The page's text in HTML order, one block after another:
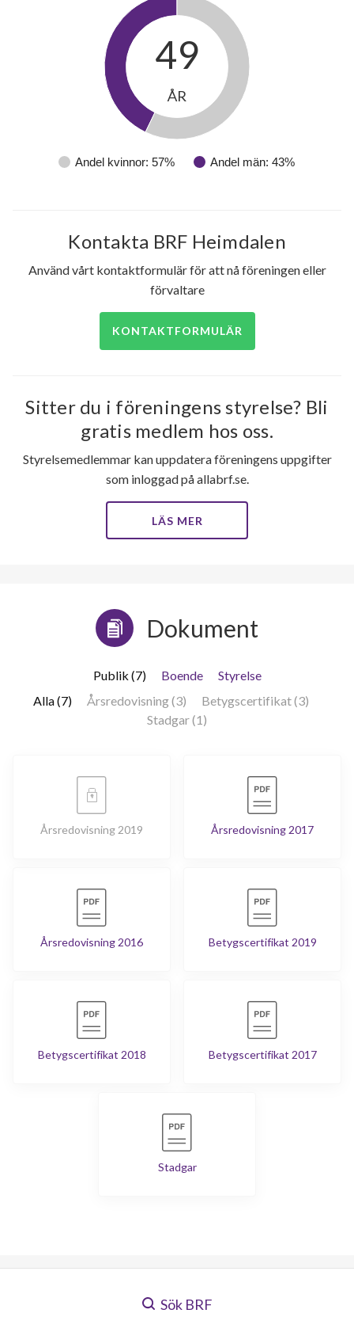
Andel kvinnor: 57% Andel män: 43%
49
ÅR
Kontakta BRF Heimdalen
Använd vårt kontaktformulär för att nå föreningen eller
förvaltare
KONTAKTFORMULÄR
Sitter du i föreningens styrelse? Bli
gratis medlem hos oss.
Styrelsemedlemmar kan uppdatera föreningens uppgifter
som inloggad på allabrf.se.
LÄS MER
Dokument
Publik (7) Boende
Styrelse
Alla (7)
Årsredovisning (3)
Betygscertifikat (3)
Stadgar (1)
Årsredovisning 2019 Årsredovisning 2017
Årsredovisning 2016 Betygscertifikat 2019
Betygscertifikat 2018 Betygscertifikat 2017
Stadgar
Sök BRF